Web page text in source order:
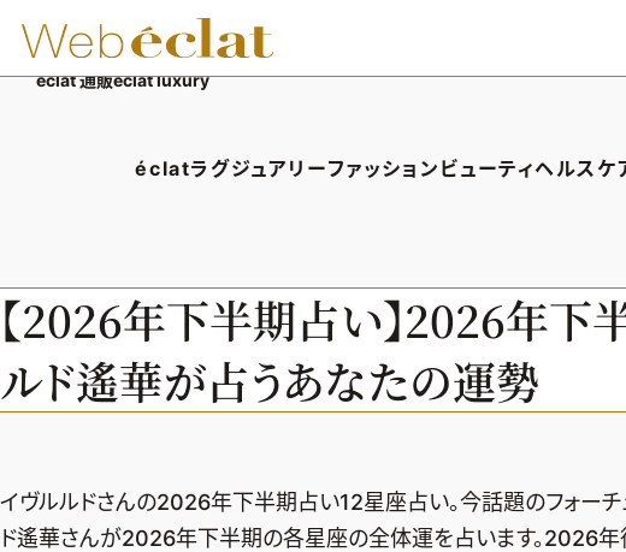
éclat 通販éclat luxury
éclatラグジュアリー
ラグジュアリーTOPICS
NEOエグゼスタイル
ファッション
ファッションTOPICS
8月の毎日コーデ
50代なに着てる？
ファッション特集
ビューティ
ヘアスタイル・ヘア
エイジングケア
メイク
50代ベストコスメ
ヘルスケ
ヘル
更年
ダイ
【2026年下半期占い】2026年下
ルド遙華が占うあなたの運勢
イヴルルドさんの2026年下半期占い12星座占い。今話題のフォーチ
ド遙華さんが2026年下半期の各星座の全体運を占います。2026